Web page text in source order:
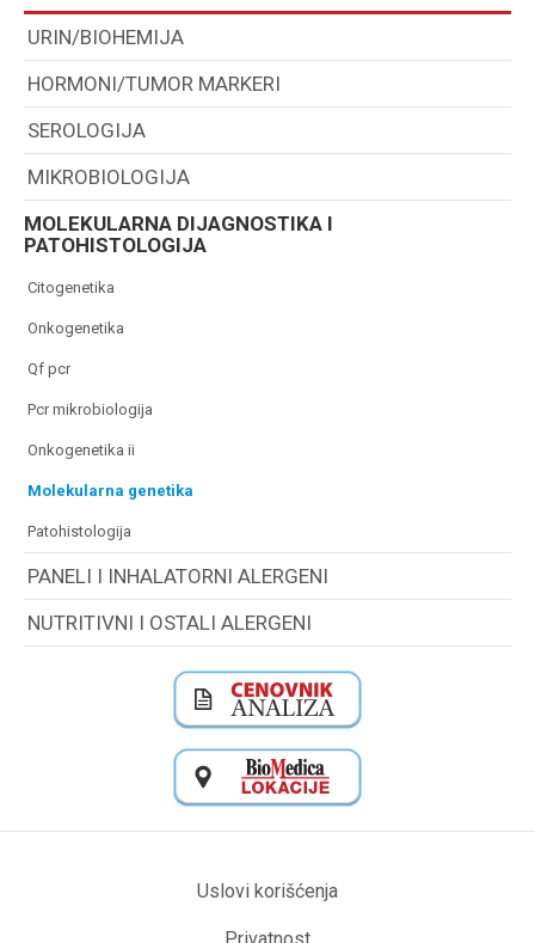
URIN/BIOHEMIJA
HORMONI/TUMOR MARKERI
SEROLOGIJA
MIKROBIOLOGIJA
MOLEKULARNA DIJAGNOSTIKA I
PATOHISTOLOGIJA
citogenetika
onkogenetika
qf pcr
pcr mikrobiologija
onkogenetika ii
molekularna genetika
patohistologija
PANELI I INHALATORNI ALERGENI
NUTRITIVNI I OSTALI ALERGENI
Uslovi korišćenja
Privatnost